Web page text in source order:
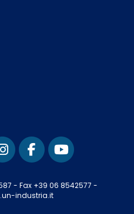
- Fax +39 06 8542577 -
industria.it